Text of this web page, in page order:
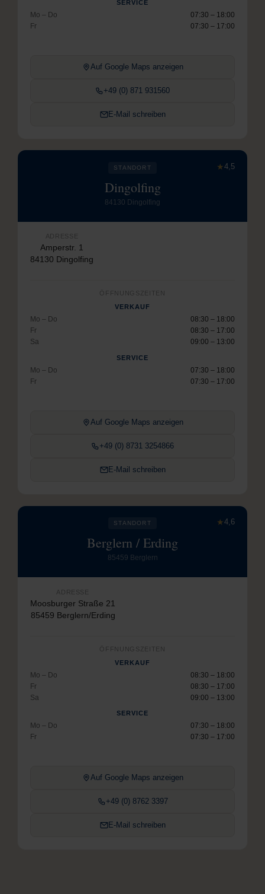
SERVICE
Mo – Do
07:30 – 18:00
Fr
07:30 – 17:00
Auf Google Maps anzeigen
+49 (0) 871 931560
E-Mail schreiben
★4,5
STANDORT
Dingolfing
84130 Dingolfing
ADRESSE
Amperstr. 1
84130 Dingolfing
ÖFFNUNGSZEITEN
VERKAUF
Mo – Do
08:30 – 18:00
Fr
08:30 – 17:00
Sa
09:00 – 13:00
SERVICE
Mo – Do
07:30 – 18:00
Fr
07:30 – 17:00
Auf Google Maps anzeigen
+49 (0) 8731 3254866
E-Mail schreiben
★4,6
STANDORT
Berglern / Erding
85459 Berglern
ADRESSE
Moosburger Straße 21
85459 Berglern/Erding
ÖFFNUNGSZEITEN
VERKAUF
Mo – Do
08:30 – 18:00
Fr
08:30 – 17:00
Sa
09:00 – 13:00
SERVICE
Mo – Do
07:30 – 18:00
Fr
07:30 – 17:00
Auf Google Maps anzeigen
+49 (0) 8762 3397
E-Mail schreiben